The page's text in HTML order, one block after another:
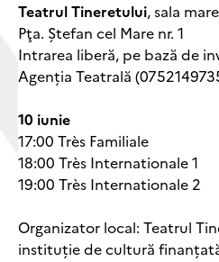
Teatrul Tineretului, sala mare
Pţa. Ştefan cel Mare nr. 1
Intrarea liberă, pe bază de
Agenția Teatrală
10 iunie
17:00 Très Familiale
18:00 Très Internationale 1
19:00 Très Internationale 2
Organizator local: Teatrul
instituție de cultură